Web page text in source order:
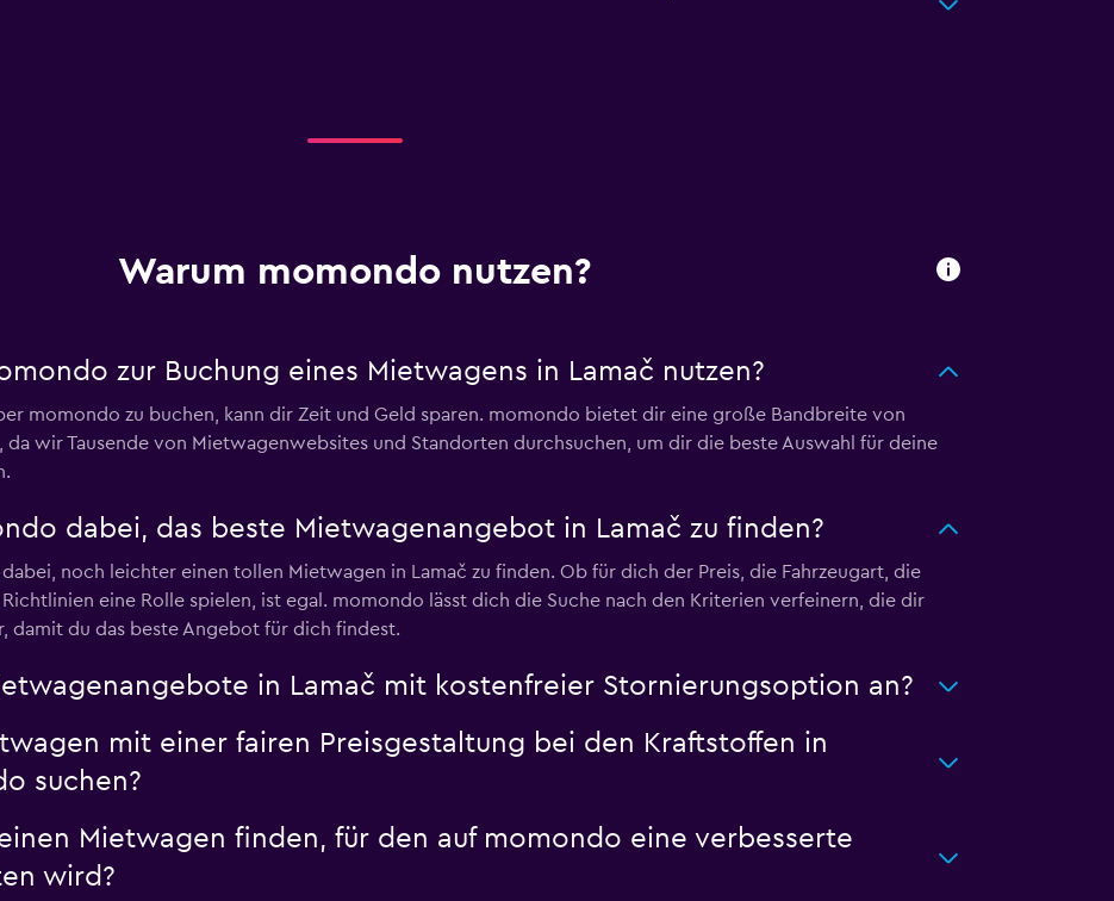
Warum momondo nutzen?
zur Buchung eines Mietwagens in Lamač nutzen?
momondo zu buchen, kann dir Zeit und Geld sparen. momondo bietet dir eine große Bandbreite von
da wir Tausende von Mietwagenwebsites und Standorten durchsuchen, um dir die beste Auswahl für deine
dabei, das beste Mietwagenangebot in Lamač zu finden?
noch leichter einen tollen Mietwagen in Lamač zu finden. Ob für dich der Preis, die Fahrzeugart, die
eine Rolle spielen, ist egal. momondo lässt dich die Suche nach den Kriterien verfeinern, die dir
damit du das beste Angebot für dich findest.
in Lamač mit kostenfreier Stornierungsoption an?
mit einer fairen Preisgestaltung bei den Kraftstoffen in
suchen?
Mietwagen finden, für den auf momondo eine verbesserte
wird?